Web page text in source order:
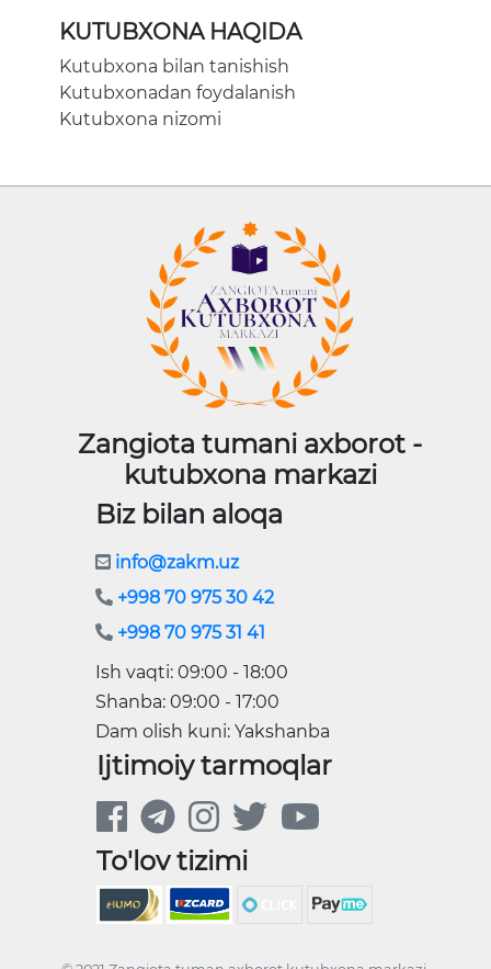
KUTUBXONA HAQIDA
Kutubxona bilan tanishish
Kutubxonadan foydalanish
Kutubxona nizomi
Zangiota tumani axborot -
kutubxona markazi
Biz bilan aloqa
info@zakm.uz
+998 70 975 30 42
+998 70 975 31 41
Ish vaqti: 09:00 - 18:00
Shanba: 09:00 - 17:00
Dam olish kuni: Yakshanba
Ijtimoiy tarmoqlar
To'lov tizimi